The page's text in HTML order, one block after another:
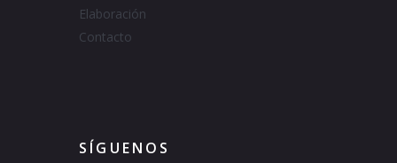
Elaboración
Contacto
SÍGUENOS